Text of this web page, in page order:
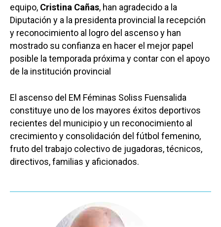
equipo, Cristina Cañas, han agradecido a la
Diputación y a la presidenta provincial la recepción
y reconocimiento al logro del ascenso y han
mostrado su confianza en hacer el mejor papel
posible la temporada próxima y contar con el apoyo
de la institución provincial
El ascenso del EM Féminas Soliss Fuensalida
constituye uno de los mayores éxitos deportivos
recientes del municipio y un reconocimiento al
crecimiento y consolidación del fútbol femenino,
fruto del trabajo colectivo de jugadoras, técnicos,
directivos, familias y aficionados.